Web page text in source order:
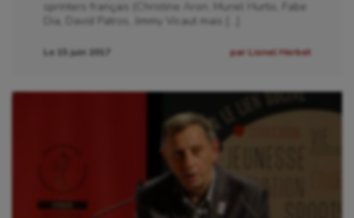
sprinters français (Christine Aron, Muriel Hurtis, Fabe
Dia, David Patros, Jimmy Vicaut mais […]
Le 15 juin 2017 par Lionel Herbet